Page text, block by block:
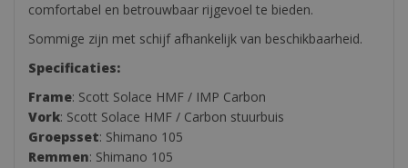
comfortabel en betrouwbaar rijgevoel te bieden.
Sommige zijn met schijf afhankelijk van beschikbaarheid.
Specificaties:
Frame: Scott Solace HMF / IMP Carbon
Vork: Scott Solace HMF / Carbon stuurbuis
Groepsset: Shimano 105
Remmen: Shimano 105